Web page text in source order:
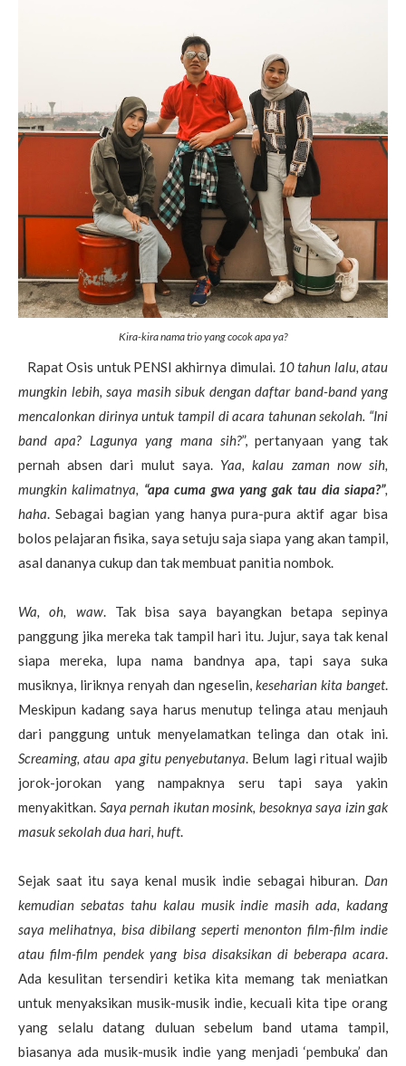
Kira-kira nama trio yang cocok apa ya?
Rapat Osis untuk PENSI akhirnya dimulai. 10 tahun lalu, atau
mungkin lebih, saya masih sibuk dengan daftar band-band yang
mencalonkan dirinya untuk tampil di acara tahunan sekolah. “Ini
band apa? Lagunya yang mana sih?”, pertanyaan yang tak
pernah absen dari mulut saya. Yaa, kalau zaman now sih,
mungkin kalimatnya, “apa cuma gwa yang gak tau dia siapa?”,
haha. Sebagai bagian yang hanya pura-pura aktif agar bisa
bolos pelajaran fisika, saya setuju saja siapa yang akan tampil,
asal dananya cukup dan tak membuat panitia nombok.
Wa, oh, waw. Tak bisa saya bayangkan betapa sepinya
panggung jika mereka tak tampil hari itu. Jujur, saya tak kenal
siapa mereka, lupa nama bandnya apa, tapi saya suka
musiknya, liriknya renyah dan ngeselin, keseharian kita banget.
Meskipun kadang saya harus menutup telinga atau menjauh
dari panggung untuk menyelamatkan telinga dan otak ini.
Screaming, atau apa gitu penyebutanya. Belum lagi ritual wajib
jorok-jorokan yang nampaknya seru tapi saya yakin
menyakitkan. Saya pernah ikutan mosink, besoknya saya izin gak
masuk sekolah dua hari, huft.
Sejak saat itu saya kenal musik indie sebagai hiburan. Dan
kemudian sebatas tahu kalau musik indie masih ada, kadang
saya melihatnya, bisa dibilang seperti menonton film-film indie
atau film-film pendek yang bisa disaksikan di beberapa acara.
Ada kesulitan tersendiri ketika kita memang tak meniatkan
untuk menyaksikan musik-musik indie, kecuali kita tipe orang
yang selalu datang duluan sebelum band utama tampil,
biasanya ada musik-musik indie yang menjadi ‘pembuka’ dan